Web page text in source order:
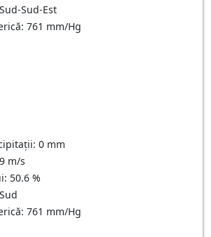
Sud-Sud-Est
761 mm/Hg
0 mm
m/s
50.6 %
Sud
761 mm/Hg